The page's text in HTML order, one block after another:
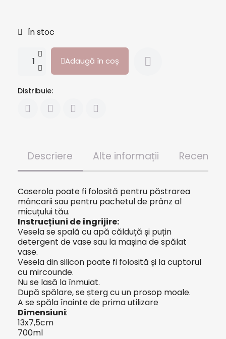
În stoc
Adaugă în coș
Distribuie:
Descriere Alte informații Recenzii
Caserola poate fi folosită pentru păstrarea
mâncarii sau pentru pachetul de prânz al
micuțului tău.
Instrucțiuni de îngrijire:
Vesela se spală cu apă călduță și puțin
detergent de vase sau la mașina de spălat
vase.
Vesela din silicon poate fi folosită și la cuptorul
cu mircounde.
Nu se lasă la înmuiat.
După spălare, se șterg cu un prosop moale.
A se spăla înainte de prima utilizare
Dimensiuni:
13x7,5cm
700ml